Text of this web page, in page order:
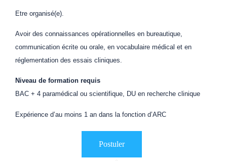
Etre organisé(e).
Avoir des connaissances opérationnelles en bureautique,
communication écrite ou orale, en vocabulaire médical et en
réglementation des essais cliniques.
Niveau de formation requis
BAC + 4 paramédical ou scientifique, DU en recherche clinique
Expérience d’au moins 1 an dans la fonction d’ARC